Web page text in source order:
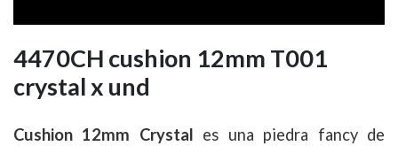
4470CH cushion 12mm T001
crystal x und
Cushion 12mm Crystal es una piedra fancy de